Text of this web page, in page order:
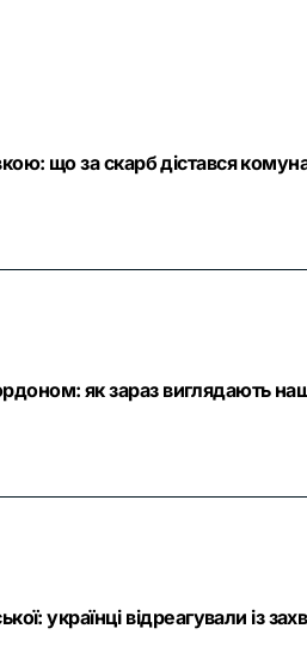
що за скарб дістався
як зараз виглядають
українці відреагували із